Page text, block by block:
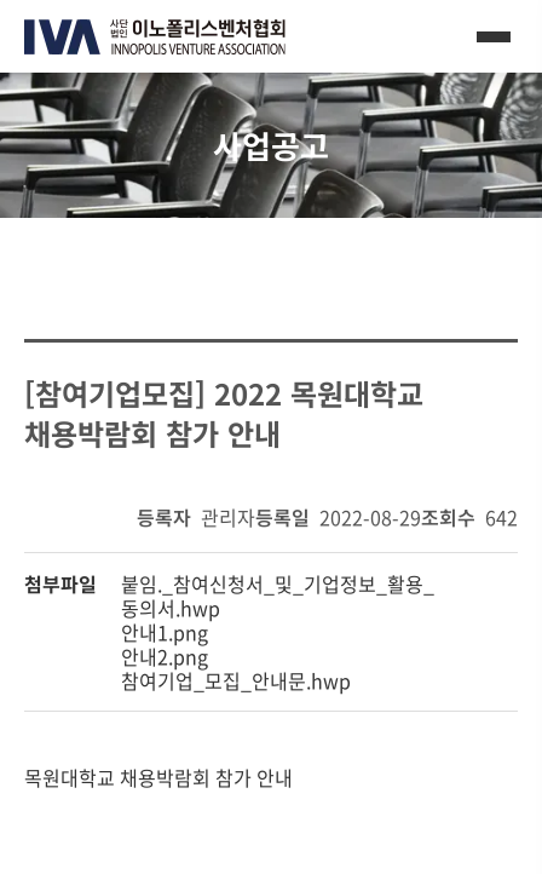
사업공고
[참여기업모집] 2022 목원대학교
채용박람회 참가 안내
등록자 관리자등록일 2022-08-29조회수 642
첨부파일
붙임._참여신청서_및_기업정보_활용_
동의서.hwp
안내1.png
안내2.png
참여기업_모집_안내문.hwp
목원대학교 채용박람회 참가 안내